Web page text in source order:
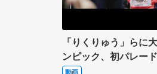
「りくりゅう」ら
ンピック、初パレード
動画